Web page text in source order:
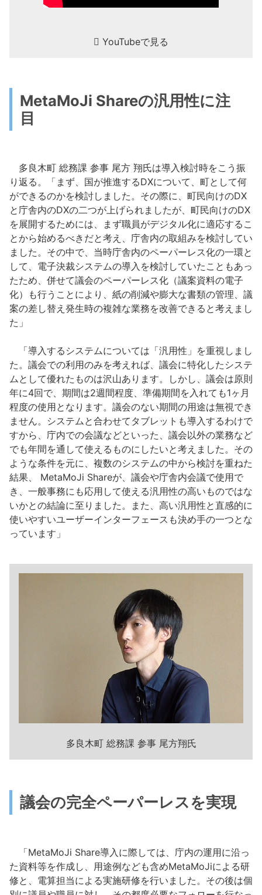
YouTubeで見る
MetaMoJi Shareの汎用性に注
目
多良木町 総務課 参事 尾方 翔氏は導入検討時をこう振
り返る。「まず、国が推進するDXについて、町として何
ができるのかを検討しました。その際に、町民向けのDX
と庁舎内のDXの二つが上げられましたが、町民向けのDX
を展開するためには、まず職員がデジタル化に適応するこ
とから始めるべきだと考え、庁舎内の取組みを検討してい
ました。その中で、当時庁舎内のペーパーレス化の一環と
して、電子決裁システムの導入を検討していたこともあっ
たため、併せて議会のペーパーレス化（議案資料の電子
化）も行うことにより、紙の削減や膨大な書類の管理、議
案の差し替え発生時の複雑な業務を改善できると考えまし
た」
「導入するシステムについては「汎用性」を重視しまし
た。議会での利用のみを考えれば、議会に特化したシステ
ムとして優れたものは沢山あります。しかし、議会は原則
年に4回で、期間は2週間程度、準備期間を入れても1ヶ月
程度の使用となります。議会のない期間の用途は無視でき
ません。システムと合わせてタブレットも導入するわけで
すから、庁内での会議などといった、議会以外の業務など
でも年間を通して使えるものにしたいと考えました。その
ような条件を元に、複数のシステムの中から検討を重ねた
結果、 MetaMoJi Shareが、議会や庁舎内会議で使用で
き、一般事務にも応用して使える汎用性の高いものではな
いかとの結論に至りました。また、高い汎用性と直感的に
使いやすいユーザーインターフェースも決め手の一つとな
っています」
多良木町 総務課 参事 尾方翔氏
議会の完全ペーパーレスを実現
「MetaMoJi Share導入に際しては、庁内の運用に沿っ
た資料等を作成し、用途例なども含めMetaMoJiによる研
修と、電算担当による実施研修を行いました。その後は個